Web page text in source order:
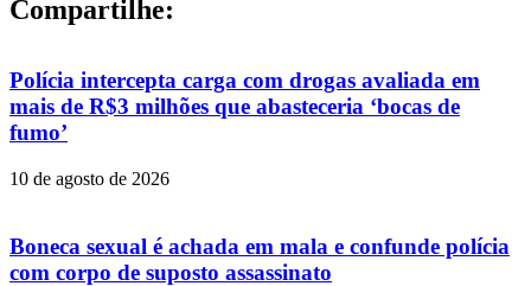
Compartilhe:
Polícia intercepta carga com drogas avaliada em
mais de R$3 milhões que abasteceria ‘bocas de
fumo’
10 de agosto de 2026
Boneca sexual é achada em mala e confunde polícia
com corpo de suposto assassinato